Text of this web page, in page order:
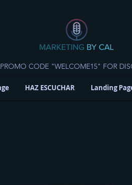
CODE "WELCOME15" FOR
HAZ ESCUCHAR Landing